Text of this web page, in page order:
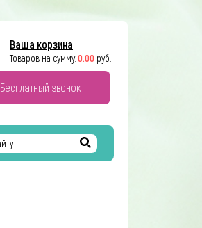
Ваша корзина
Товаров на сумму:0.00 руб.
Бесплатный звонок
Найти